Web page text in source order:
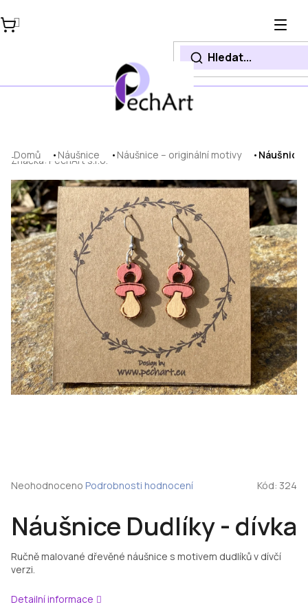
na
obsah
Domů Náušnice Náušnice – originální motivy Náušnice
Značka: PechArt s.r.o.
Náušnice Dudlíky - dívka
Ručně malované dřevěné náušnice s motivem dudlíků v dívčí
verzi.
Detailní informace
Průměrné
je
0,0
z
5
hvězdiček.
Neohodnoceno Podrobnosti hodnocení Kód: 324